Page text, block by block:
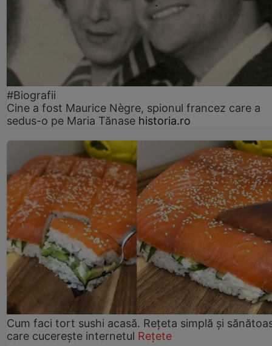
#Biografii
Cine a fost Maurice Nègre, spionul francez care a
sedus-o pe Maria Tănase historia.ro
Cum faci tort sushi acasă. Rețeta simplă și
care cucerește internetul Rețete